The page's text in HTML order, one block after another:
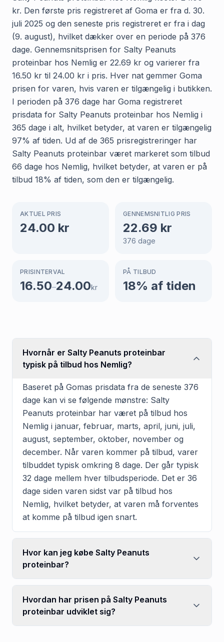
kr. Den første pris registreret af Goma er fra d. 30.
juli 2025 og den seneste pris registreret er fra i dag
(9. august), hvilket dækker over en periode på 376
dage. Gennemsnitsprisen for Salty Peanuts
proteinbar hos Nemlig er 22.69 kr og varierer fra
16.50 kr til 24.00 kr i pris. Hver nat gemmer Goma
prisen for varen, hvis varen er tilgængelig i butikken.
I perioden på 376 dage har Goma registreret
prisdata for Salty Peanuts proteinbar hos Nemlig i
365 dage i alt, hvilket betyder, at varen er tilgængelig
97% af tiden. Ud af de 365 prisregistreringer har
Salty Peanuts proteinbar været markeret som tilbud
66 dage hos Nemlig, hvilket betyder, at varen er på
tilbud 18% af tiden, som den er tilgængelig.
AKTUEL PRIS
24.00 kr
GENNEMSNITLIG PRIS
22.69 kr
376 dage
PRISINTERVAL
16.50–24.00kr
PÅ TILBUD
18% af tiden
Hvornår er Salty Peanuts proteinbar
typisk på tilbud hos Nemlig?
Baseret på Gomas prisdata fra de seneste 376
dage kan vi se følgende mønstre: Salty
Peanuts proteinbar har været på tilbud hos
Nemlig i januar, februar, marts, april, juni, juli,
august, september, oktober, november og
december. Når varen kommer på tilbud, varer
tilbuddet typisk omkring 8 dage. Der går typisk
32 dage mellem hver tilbudsperiode. Det er 36
dage siden varen sidst var på tilbud hos
Nemlig, hvilket betyder, at varen må forventes
at komme på tilbud igen snart.
Hvor kan jeg købe Salty Peanuts
proteinbar?
Hvordan har prisen på Salty Peanuts
proteinbar udviklet sig?